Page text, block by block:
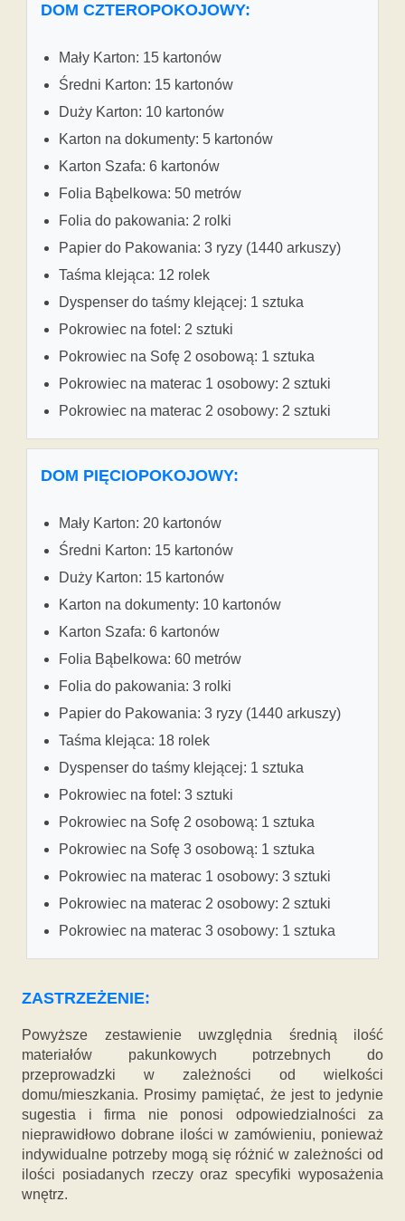
DOM CZTEROPOKOJOWY:
Mały Karton: 15 kartonów
Średni Karton: 15 kartonów
Duży Karton: 10 kartonów
Karton na dokumenty: 5 kartonów
Karton Szafa: 6 kartonów
Folia Bąbelkowa: 50 metrów
Folia do pakowania: 2 rolki
Papier do Pakowania: 3 ryzy (1440 arkuszy)
Taśma klejąca: 12 rolek
Dyspenser do taśmy klejącej: 1 sztuka
Pokrowiec na fotel: 2 sztuki
Pokrowiec na Sofę 2 osobową: 1 sztuka
Pokrowiec na materac 1 osobowy: 2 sztuki
Pokrowiec na materac 2 osobowy: 2 sztuki
DOM PIĘCIOPOKOJOWY:
Mały Karton: 20 kartonów
Średni Karton: 15 kartonów
Duży Karton: 15 kartonów
Karton na dokumenty: 10 kartonów
Karton Szafa: 6 kartonów
Folia Bąbelkowa: 60 metrów
Folia do pakowania: 3 rolki
Papier do Pakowania: 3 ryzy (1440 arkuszy)
Taśma klejąca: 18 rolek
Dyspenser do taśmy klejącej: 1 sztuka
Pokrowiec na fotel: 3 sztuki
Pokrowiec na Sofę 2 osobową: 1 sztuka
Pokrowiec na Sofę 3 osobową: 1 sztuka
Pokrowiec na materac 1 osobowy: 3 sztuki
Pokrowiec na materac 2 osobowy: 2 sztuki
Pokrowiec na materac 3 osobowy: 1 sztuka
ZASTRZEŻENIE:
Powyższe zestawienie uwzględnia średnią ilość
materiałów pakunkowych potrzebnych do
przeprowadzki w zależności od wielkości
domu/mieszkania. Prosimy pamiętać, że jest to jedynie
sugestia i firma nie ponosi odpowiedzialności za
nieprawidłowo dobrane ilości w zamówieniu, ponieważ
indywidualne potrzeby mogą się różnić w zależności od
ilości posiadanych rzeczy oraz specyfiki wyposażenia
wnętrz.